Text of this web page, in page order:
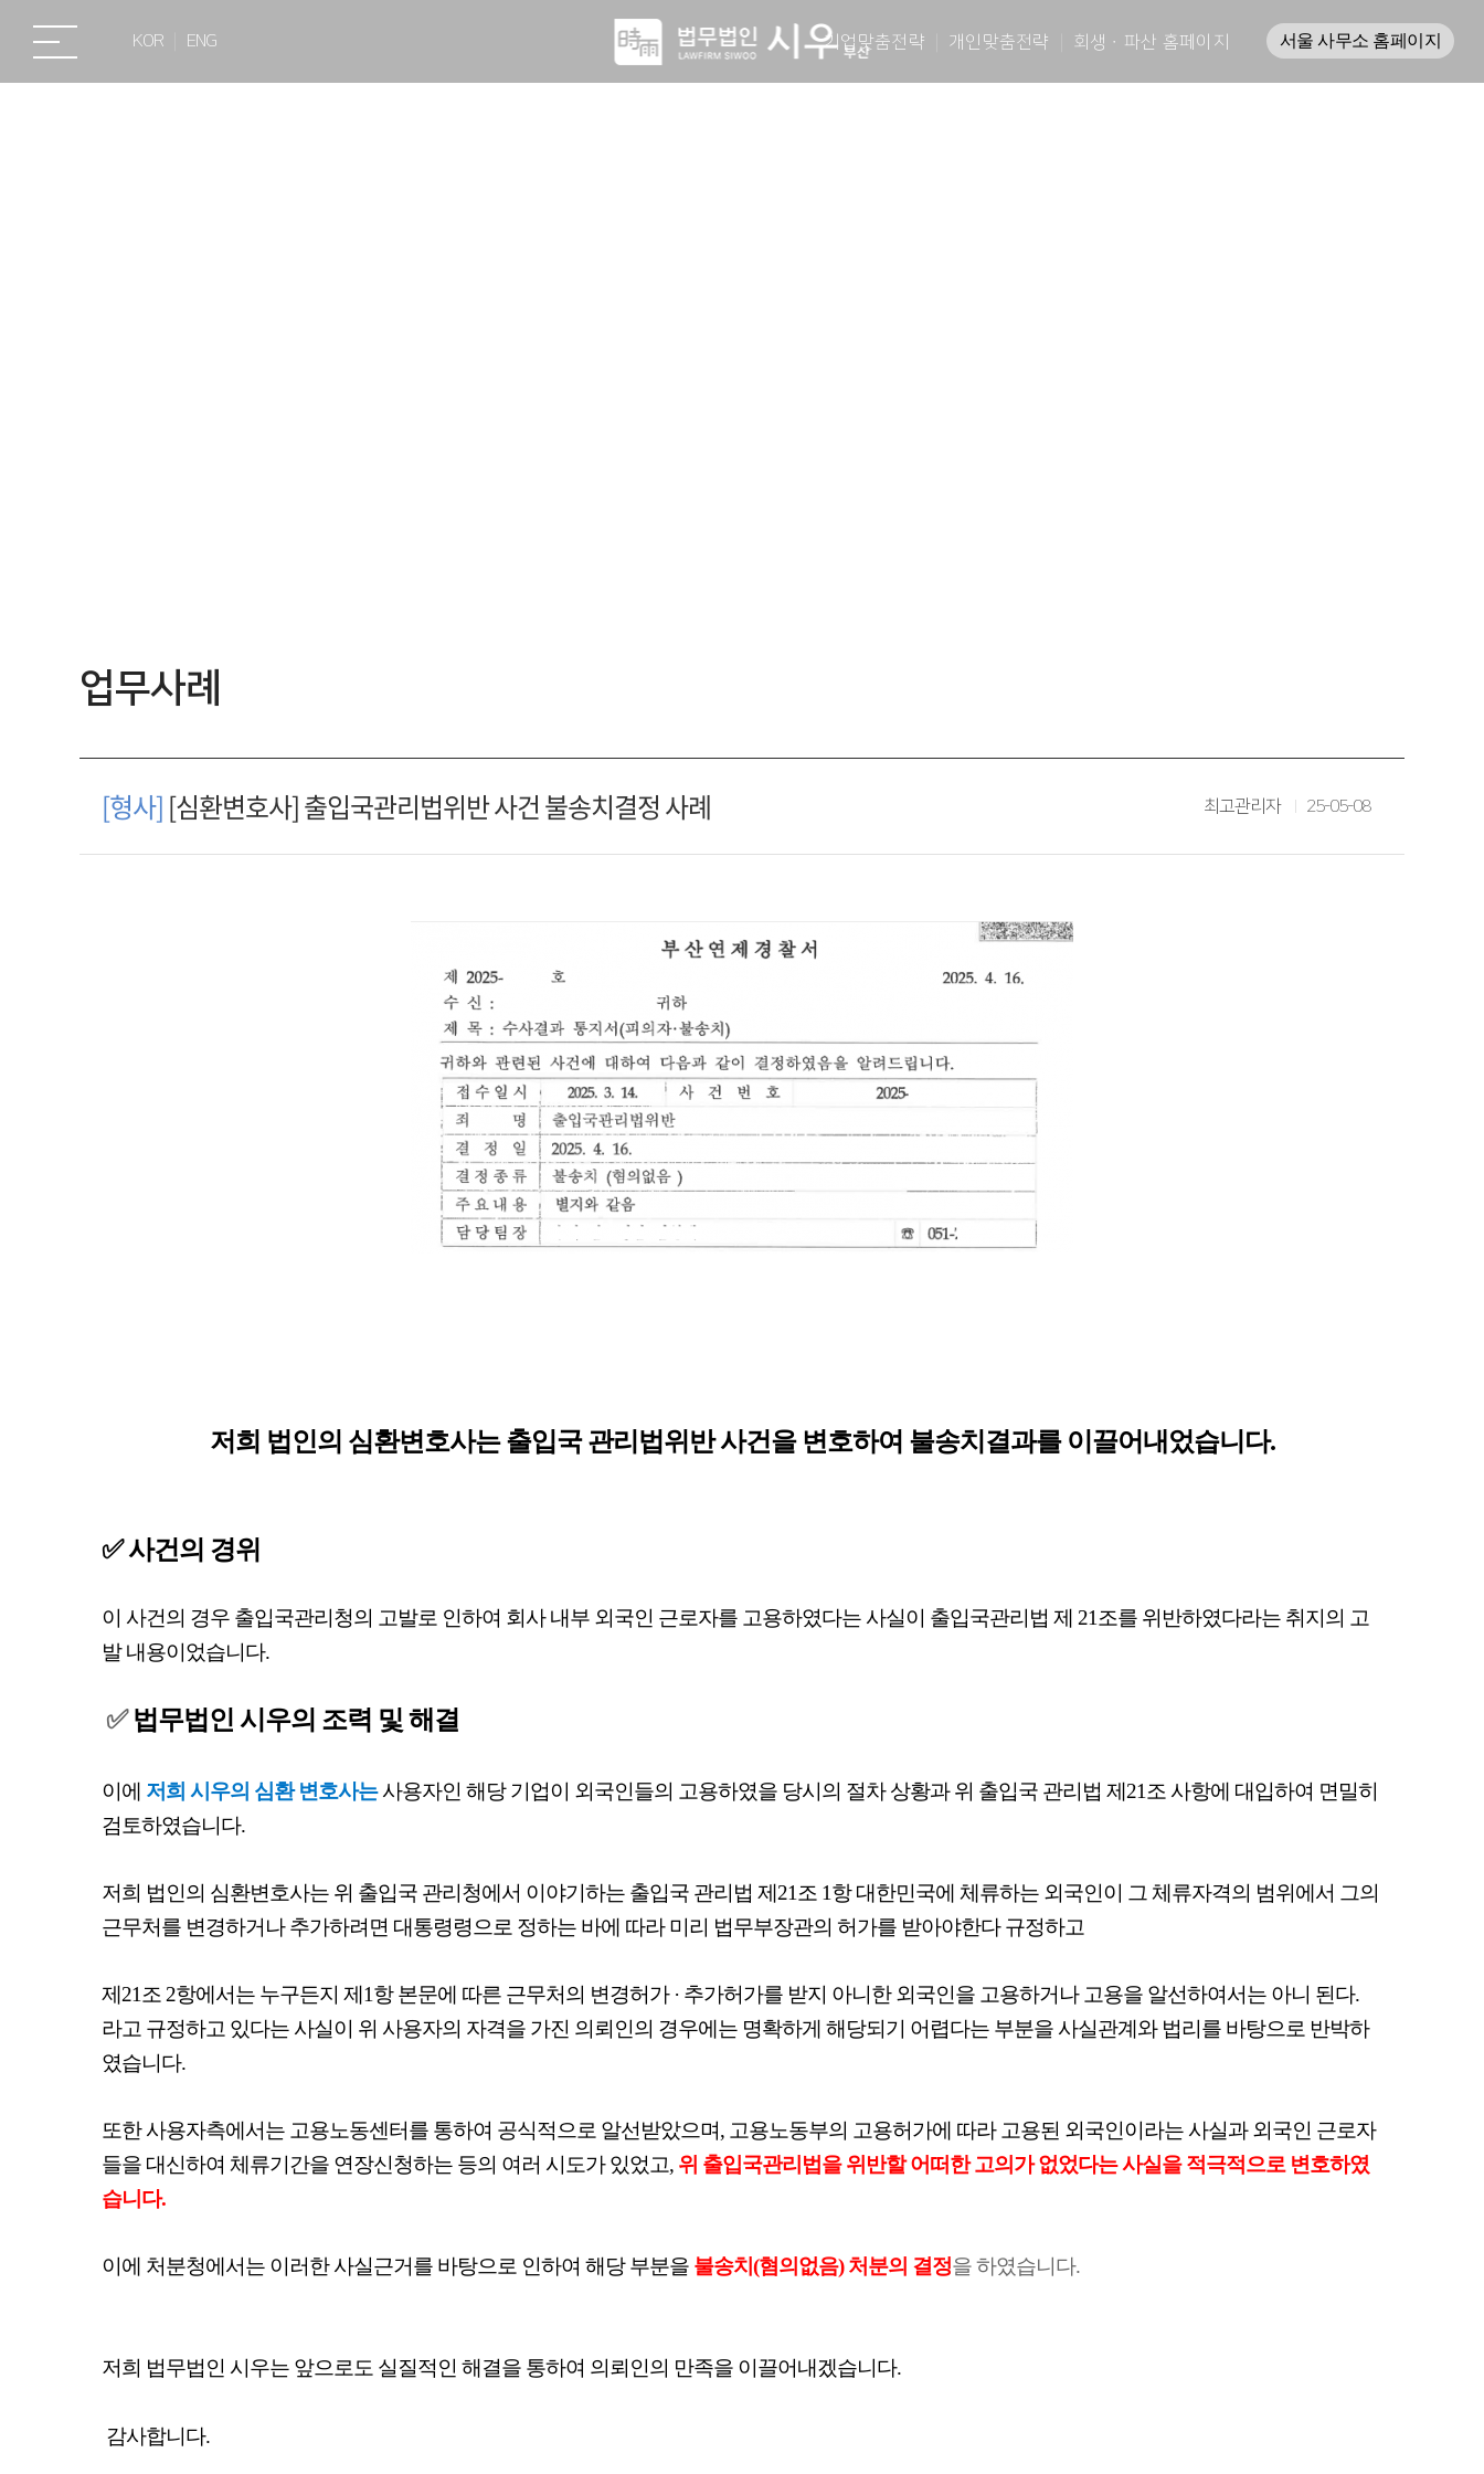
KOR ENG 기업맞춤전략 개인맞춤전략 회생ㆍ파산 홈페이지 서울 사무소 홈페이지
업무사례
[형사][심환변호사] 출입국관리법위반 사건 불송치결정 사례 최고관리자 25-05-08
저희 법인의 심환변호사는 출입국 관리법위반 사건을 변호하여 불송치결과를 이끌어내었습니다.
✅ 사건의 경위
이 사건의 경우 출입국관리청의 고발로 인하여 회사 내부 외국인 근로자를 고용하였다는 사실이 출입국관리법 제 21조를 위반하였다라는 취지의 고
발 내용이었습니다.
✅법무법인 시우의 조력 및 해결
이에 저희 시우의 심환 변호사는 사용자인 해당 기업이 외국인들의 고용하였을 당시의 절차 상황과 위 출입국 관리법 제21조 사항에 대입하여 면밀히
검토하였습니다.
저희 법인의 심환변호사는 위 출입국 관리청에서 이야기하는 출입국 관리법 제21조 1항 대한민국에 체류하는 외국인이 그 체류자격의 범위에서 그의
근무처를 변경하거나 추가하려면 대통령령으로 정하는 바에 따라 미리 법무부장관의 허가를 받아야한다 규정하고
제21조 2항에서는 누구든지 제1항 본문에 따른 근무처의 변경허가 · 추가허가를 받지 아니한 외국인을 고용하거나 고용을 알선하여서는 아니 된다.
라고 규정하고 있다는 사실이 위 사용자의 자격을 가진 의뢰인의 경우에는 명확하게 해당되기 어렵다는 부분을 사실관계와 법리를 바탕으로 반박하
였습니다. ​
또한 사용자측에서는 고용노동센터를 통하여 공식적으로 알선받았으며, 고용노동부의 고용허가에 따라 고용된 외국인이라는 사실과 외국인 근로자
들을 대신하여 체류기간을 연장신청하는 등의 여러 시도가 있었고, 위 출입국관리법을 위반할 어떠한 고의가 없었다는 사실을 적극적으로 변호하였
습니다.
이에 처분청에서는 이러한 사실근거를 바탕으로 인하여 해당 부분을 불송치(혐의없음) 처분의 결정을 하였습니다.
저희 법무법인 시우는 앞으로도 실질적인 해결을 통하여 의뢰인의 만족을 이끌어내겠습니다.
감사합니다.